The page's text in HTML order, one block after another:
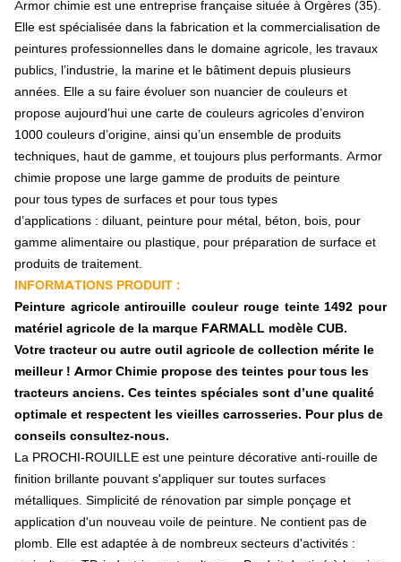
Machine à bêcher, rototiller
Pièce d'usure carbure
H.T.U, revêtement carbure
A monter soi-même
Plaquette carbure
Plaquette carbure + rechargement
Auto construction et pièces spécifiques
Pièce pour la vigne
Herse étrille
Herse plate
Pièce auto-construction
Lame d'usure
Pièces agricoles
Andaineur
Dent, griffe d'andaineur
Broyeur de pierres, forestiers
Broyeur de récolte, refus
Couteau, fléau
Marteau
Bague, entretoise
Boulonnerie
Débroussailleuse et épareuse
Couteau, marteau, fléau
Manille
Bague
Distributeur d'engrais
Agitateur distributeur
Pales distributeur
Armor chimie est une entreprise française située à Orgères (35).
Elle est spécialisée dans la fabrication et la commercialisation de
peintures professionnelles dans le domaine agricole, les travaux
publics, l’industrie, la marine et le bâtiment depuis plusieurs
années. Elle a su faire évoluer son nuancier de couleurs et
propose aujourd’hui une carte de couleurs agricoles d’environ
1000 couleurs d’origine, ainsi qu’un ensemble de produits
techniques, haut de gamme, et toujours plus performants. Armor
chimie propose une large gamme de produits de peinture
pour tous types de surfaces et pour tous types
d’applications : diluant, peinture pour métal, béton, bois, pour
gamme alimentaire ou plastique, pour préparation de surface et
produits de traitement.
INFORMATIONS PRODUIT :
Peinture agricole antirouille couleur rouge teinte 1492 pour
matériel agricole de la marque FARMALL modèle CUB.
Votre tracteur ou autre outil agricole de collection mérite le
meilleur ! Armor Chimie propose des teintes pour tous les
tracteurs anciens. Ces teintes spéciales sont d’une qualité
optimale et respectent les vieilles carrosseries. Pour plus de
conseils consultez-nous.
La PROCHI-ROUILLE est une peinture décorative anti-rouille de
finition brillante pouvant s'appliquer sur toutes surfaces
métalliques. Simplicité de rénovation par simple ponçage et
application d'un nouveau voile de peinture. Ne contient pas de
plomb. Elle est adaptée à de nombreux secteurs d'activités :